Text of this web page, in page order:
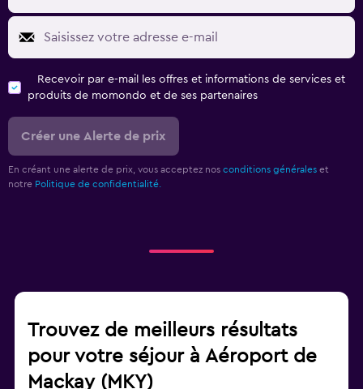
Recevoir par e-mail les offres et informations de services et
produits de momondo et de ses partenaires
Créer une Alerte de prix
En créant une alerte de prix, vous acceptez nos conditions générales et
notre Politique de confidentialité.
Trouvez de meilleurs résultats
pour votre séjour à Aéroport de
Mackay (MKY)